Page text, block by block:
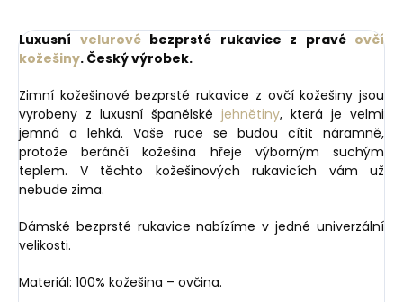
Luxusní velurovébezprsté rukavice z pravé ovčí
kožešiny. Český výrobek.
Zimní kožešinové bezprsté rukavice z ovčí kožešiny jsou
vyrobeny z luxusní španělské jehnětiny, která je velmi
jemná a lehká. Vaše ruce se budou cítit náramně,
protože beránčí kožešina hřeje výborným suchým
teplem. V těchto kožešinových rukavicích vám už
nebude zima.
Dámské bezprsté rukavice nabízíme v jedné univerzální
velikosti.
Materiál: 100% kožešina – ovčina.